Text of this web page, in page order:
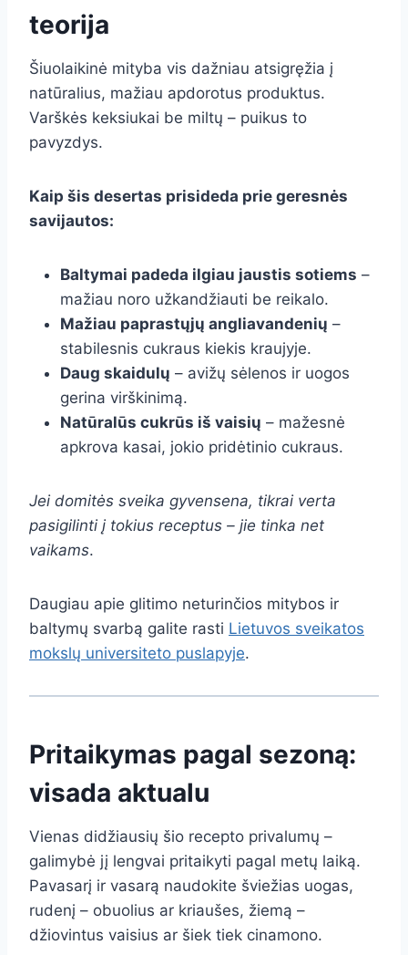
teorija
Šiuolaikinė mityba vis dažniau atsigręžia į
natūralius, mažiau apdorotus produktus.
Varškės keksiukai be miltų – puikus to
pavyzdys.
Kaip šis desertas prisideda prie geresnės
savijautos:
Baltymai padeda ilgiau jaustis sotiems –
mažiau noro užkandžiauti be reikalo.
Mažiau paprastųjų angliavandenių –
stabilesnis cukraus kiekis kraujyje.
Daug skaidulų – avižų sėlenos ir uogos
gerina virškinimą.
Natūralūs cukrūs iš vaisių – mažesnė
apkrova kasai, jokio pridėtinio cukraus.
Jei domitės sveika gyvensena, tikrai verta
pasigilinti į tokius receptus – jie tinka net
vaikams.
Daugiau apie glitimo neturinčios mitybos ir
baltymų svarbą galite rasti Lietuvos sveikatos
mokslų universiteto puslapyje.
Pritaikymas pagal sezoną:
visada aktualu
Vienas didžiausių šio recepto privalumų –
galimybė jį lengvai pritaikyti pagal metų laiką.
Pavasarį ir vasarą naudokite šviežias uogas,
rudenį – obuolius ar kriaušes, žiemą –
džiovintus vaisius ar šiek tiek cinamono.